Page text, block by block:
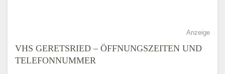
Anzeige
VHS GERETSRIED – ÖFFNUNGSZEITEN UND
TELEFONNUMMER